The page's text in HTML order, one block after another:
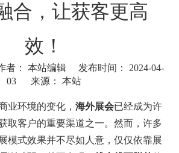
合，让获客更高
效！
： 本站编辑 发布时间： 2024-04-
03 来源： 本站
业环境的变化， 海外展会已经成为许
取客户的重要渠道之一。然而，许多
模式效果并不尽如人意，仅仅依靠展